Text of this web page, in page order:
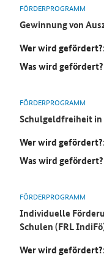
FÖRDERPROGRAMM
Gewinnung von
Wer wird
Was wird
FÖRDERPROGRAMM
Schulgeldfreiheit in
Wer wird
Was wird
FÖRDERPROGRAMM
Individuelle
Schulen (FRL
Wer wird